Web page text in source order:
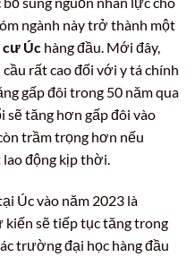
ngành này trở thành một
cư Úc hàng đầu. Mới đây,
rất cao đối với y tá chính
gấp đôi trong 50 năm qua
tăng hơn gấp đôi vào
trầm trọng hơn nếu
lao động kịp thời.
Úc vào năm 2023 là
kiến sẽ tiếp tục tăng trong
trường đại học hàng đầu